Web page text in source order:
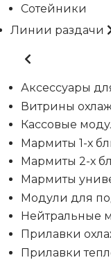
Сотейники
Линии раздачи
Аксессуары
Витрины
Кассовые
Мармиты 1-х
Мармиты 2-х
Мармиты
Модули для
Нейтральные
Прилавки
Прилавки